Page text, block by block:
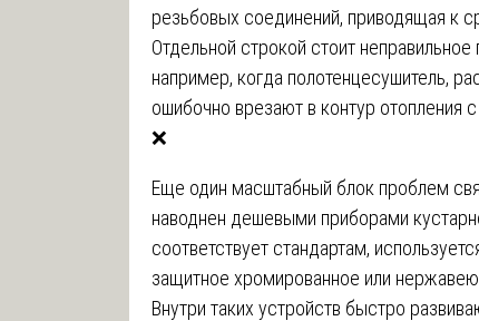
резьбовых соединений, приводящая к
Отдельной строкой стоит
например, когда полотенцесушитель,
ошибочно врезают в контур
❌
Еще один масштабный блок проблем
наводнен дешевыми приборами
соответствует стандартам,
защитное хромированное или
Внутри таких устройств быстро